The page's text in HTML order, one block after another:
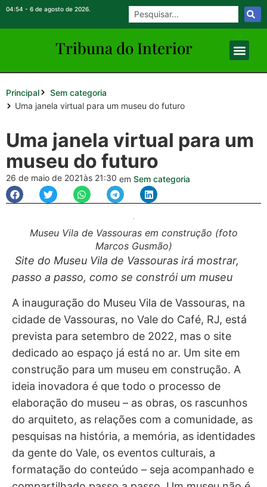
04:54 - 6 de agosto de 2026.
Tribuna do Interior
Principal
Sem categoria
Uma janela virtual para um museu do futuro
Uma janela virtual para um
museu do futuro
26 de maio de 2021às 21:30 em Sem categoria
Museu Vila de Vassouras em construção (foto
Marcos Gusmão)
Site do Museu Vila de Vassouras irá mostrar,
passo a passo, como se constrói um museu
A inauguração do Museu Vila de Vassouras, na
cidade de Vassouras, no Vale do Café, RJ, está
prevista para setembro de 2022, mas o site
dedicado ao espaço já está no ar. Um site em
construção para um museu em construção. A
ideia inovadora é que todo o processo de
elaboração do museu – as obras, os rascunhos
do arquiteto, as relações com a comunidade, as
pesquisas na história, a memória, as identidades
da gente do Vale, os eventos culturais, a
formatação do conteúdo – seja acompanhado e